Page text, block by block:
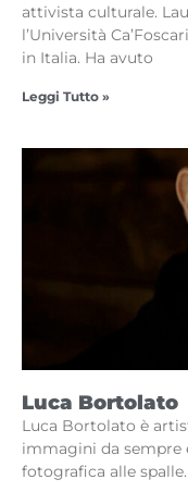
attivista culturale.
l’Università
in Italia. Ha avuto
Leggi Tutto »
Luca Bortolato
Luca Bortolato è
immagini da sempre
fotografica alle